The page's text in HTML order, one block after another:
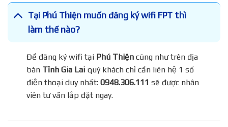
Tại Phú Thiện muốn đăng ký wifi FPT thì
làm thế nào?
Để đăng ký wifi tạiPhú Thiệncũng như trên địa
bànTỉnh Gia Laiquý khách chỉ cần liên hệ 1 số
điện thoại duy nhất:0948.306.111 sẽ được nhân
viên tư vấn lắp đặt ngay.